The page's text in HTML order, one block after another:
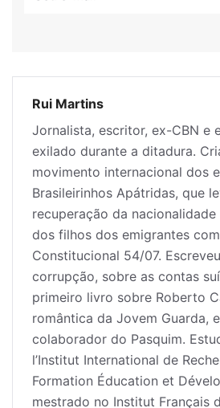
Rui Martins
Jornalista, escritor, ex-CBN e
exilado durante a ditadura.
movimento internacional dos
Brasileirinhos Apátridas, que
recuperação da
dos filhos dos emigrantes
Constitucional 54/07.
corrupção, sobre as contas
primeiro livro sobre Roberto
romântica da Jovem Guarda,
colaborador do Pasquim.
l’Institut International de
Formation Éducation et
mestrado no Institut Français